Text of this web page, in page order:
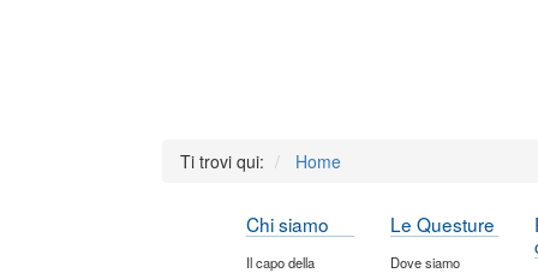
Ti trovi qui: Home
Chi siamo
Il capo della
Le Questure
Dove siamo